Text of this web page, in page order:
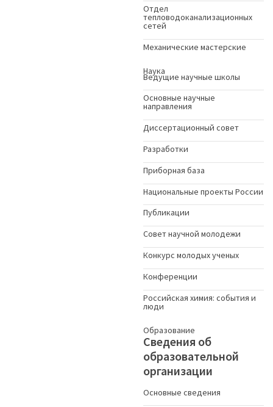
Отдел
тепловодоканализационных
сетей
Механические мастерские
Наука
Ведущие научные школы
Основные научные
направления
Диссертационный совет
Разработки
Приборная база
Национальные проекты России
Публикации
Совет научной молодежи
Конкурс молодых ученыx
Конференции
Российская химия: события и
люди
Образование
Сведения об
образовательной
организации
Основные сведения